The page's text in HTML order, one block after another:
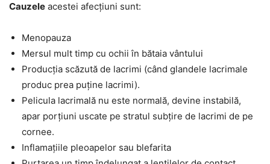
Cauzele acestei afecțiuni sunt:
Menopauza
Mersul mult timp cu ochii în bătaia vântului
Producția scăzută de lacrimi (când glandele lacrimale
produc prea puține lacrimi).
Pelicula lacrimală nu este normală, devine instabilă,
apar porțiuni uscate pe stratul subțire de lacrimi de pe
cornee.
Inflamațiile pleoapelor sau blefarita